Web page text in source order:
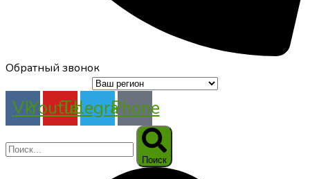
Обратный звонок
VkYoutubeTelegramPhone
Поиск